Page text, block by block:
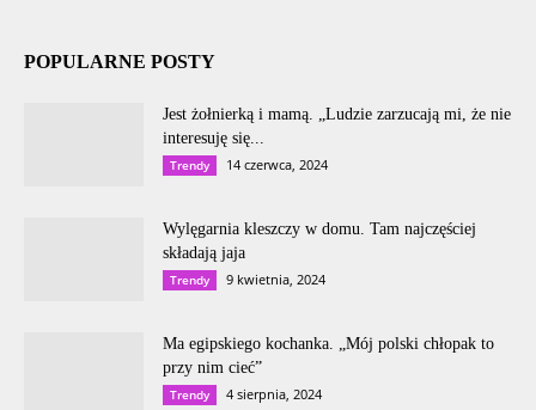
POPULARNE POSTY
Jest żołnierką i mamą. „Ludzie zarzucają mi, że nie
interesuję się...
Trendy 14 czerwca, 2024
Wylęgarnia kleszczy w domu. Tam najczęściej
składają jaja
Trendy 9 kwietnia, 2024
Ma egipskiego kochanka. „Mój polski chłopak to
przy nim cieć”
Trendy 4 sierpnia, 2024